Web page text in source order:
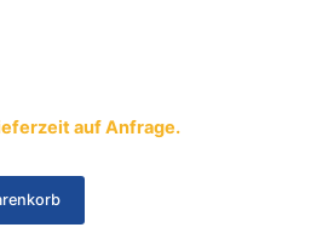
auf Anfrage.